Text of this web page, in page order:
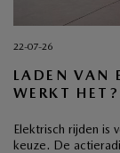
22-07-26
LADEN VAN
WERKT HET?
Elektrisch rijden is
keuze. De